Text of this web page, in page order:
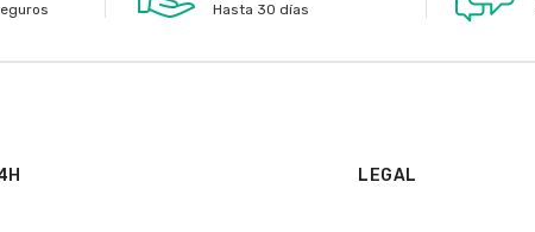
Hasta 30 días
LEGAL